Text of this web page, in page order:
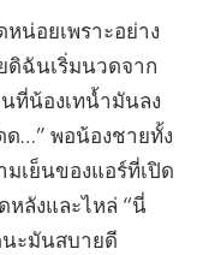
น่อยเพราะอย่าง
ดิฉันเริ่มนวดจาก
ที่น้องเทน้ำมันลง
ด…” พอน้องชายทั้ง
เย็นของแอร์ที่เปิด
ลังและไหล่ “นี่
ะมันสบายดี